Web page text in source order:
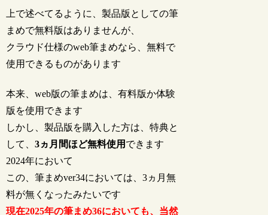
上で述べてるように、製品版としての筆
まめで無料版はありませんが、
クラウド仕様のweb筆まめなら、無料で
使用できるものがあります
本来、web版の筆まめは、有料版か体験
版を使用できます
しかし、製品版を購入した方は、特典と
して、3ヵ月間ほど無料使用 できます
2024年において
この、筆まめver34においては、3ヵ月無
料が無くなったみたいです
現在2025年の筆まめ36においても、当然